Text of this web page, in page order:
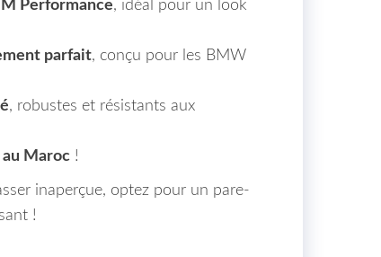
Performance, idéal pour un look
parfait, conçu pour les BMW
, robustes et résistants aux
Maroc!
inaperçue, optez pour un pare-
!